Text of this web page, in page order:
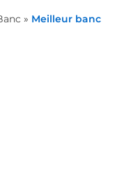
» Meilleur banc